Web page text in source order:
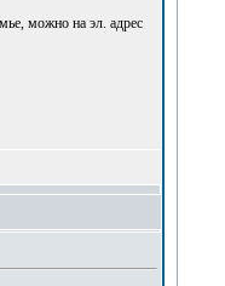
можно на эл. адрес